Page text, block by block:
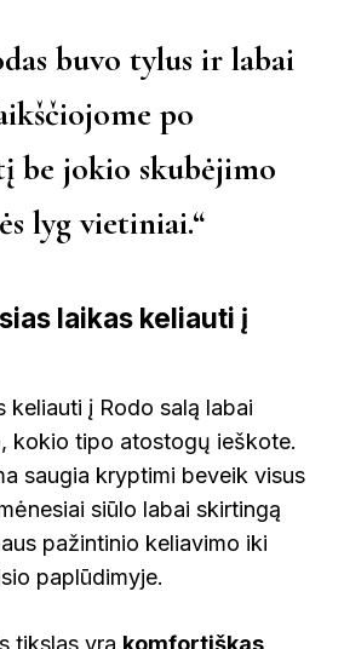
buvo tylus ir labai
po
be jokio skubėjimo
lyg vietiniai.“
laikas keliauti į
keliauti į Rodo salą labai
kokio tipo atostogų ieškote.
saugia kryptimi beveik visus
siūlo labai skirtingą
pažintinio keliavimo iki
paplūdimyje.
tikslas yra komfortiškas